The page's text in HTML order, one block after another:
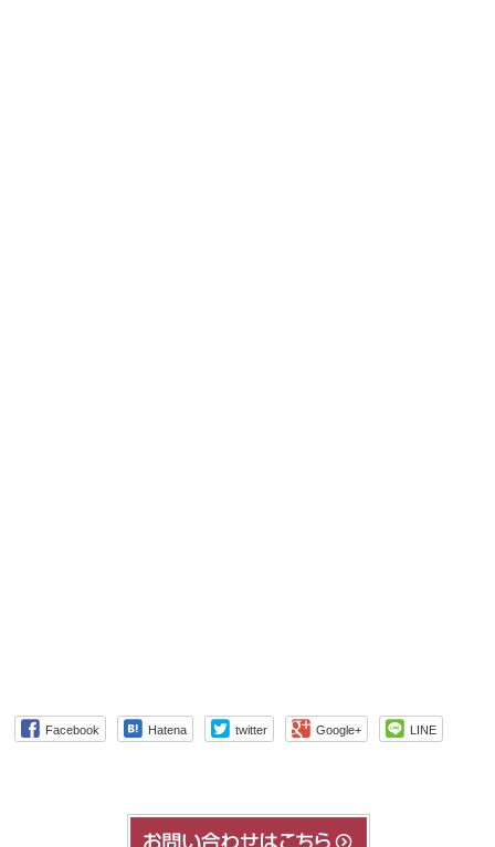
Facebook Hatena twitter Google+ LINE